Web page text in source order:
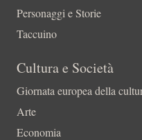
Personaggi e Storie
Taccuino
Cultura e Società
Giornata europea della
Arte
Economia